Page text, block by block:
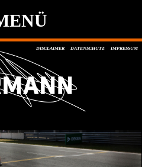
DISCLAIMER DATENSCHUTZ IMPRESSUM